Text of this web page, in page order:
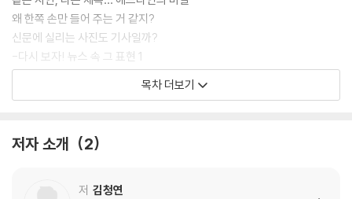
왜 한쪽 손만 들어 주는 거 같지?
신문에 실리는 사진도 기사일까?
-다시 보자! 뉴스 속 그 표현 1
2장 이건 진실, 저건 사실… 대체 뭘 믿어야 하죠?
그것이 알고 싶다! ‘익명의 취재원’
뉴스만 보면 우울하고 불안해지는 이유
목차 더보기
저자 소개 2
저 김청연